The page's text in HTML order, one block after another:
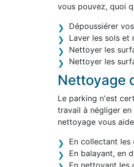
vous pouvez, quoi
Dépoussiérer
Laver les sols et
Nettoyer les
Nettoyer les
Nettoyage
Le parking n'est
travail à négliger
nettoyage vous
En collectant les
En balayant, en
En nettoyant les